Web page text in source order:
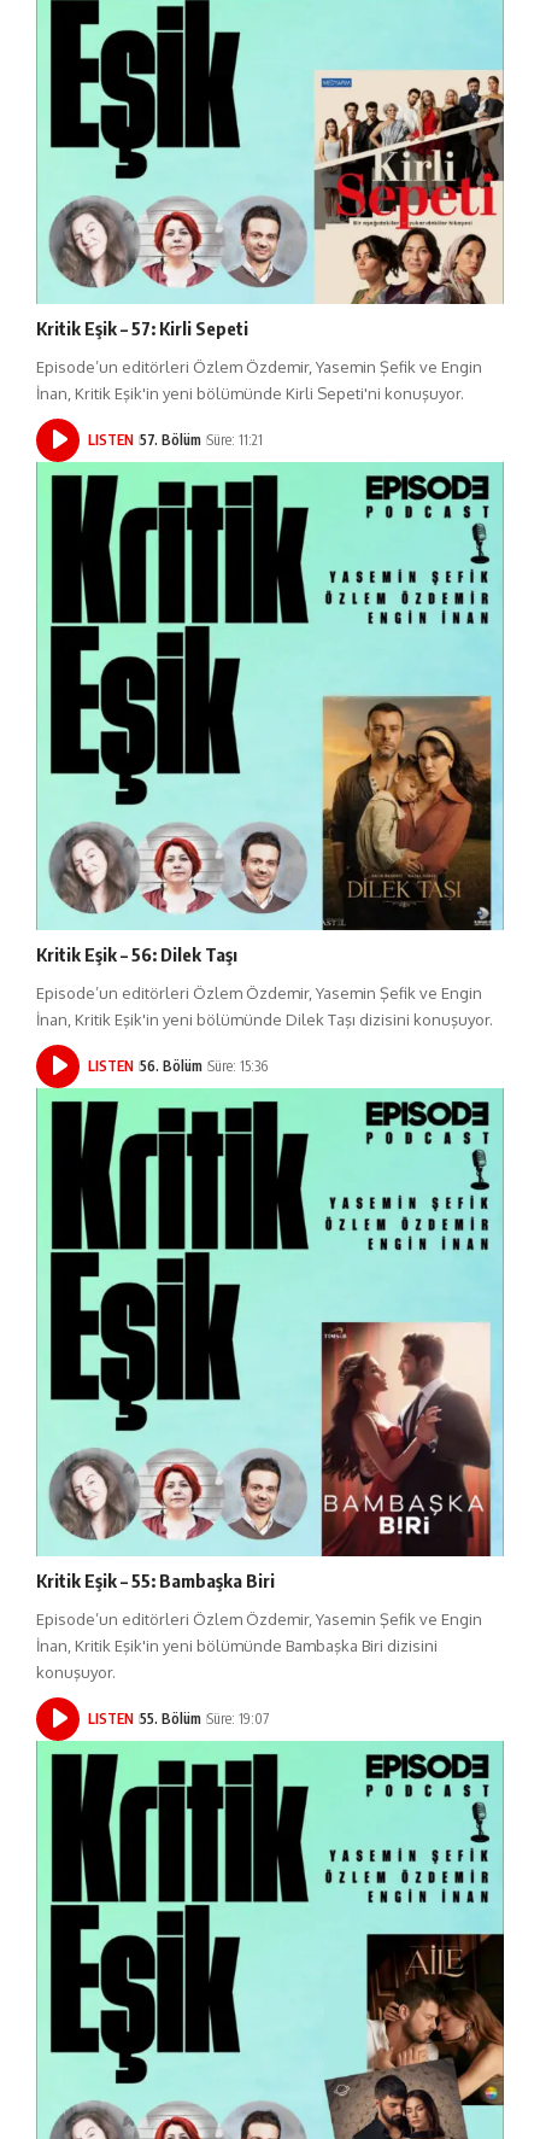
Kritik Eşik – 57: Kirli Sepeti
Episode’un editörleri Özlem Özdemir, Yasemin Şefik ve Engin
İnan, Kritik Eşik'in yeni bölümünde Kirli Sepeti'ni konuşuyor.
LISTEN 57. Bölüm Süre: 11:21
Kritik Eşik – 56: Dilek Taşı
Episode’un editörleri Özlem Özdemir, Yasemin Şefik ve Engin
İnan, Kritik Eşik'in yeni bölümünde Dilek Taşı dizisini konuşuyor.
LISTEN 56. Bölüm Süre: 15:36
Kritik Eşik – 55: Bambaşka Biri
Episode’un editörleri Özlem Özdemir, Yasemin Şefik ve Engin
İnan, Kritik Eşik'in yeni bölümünde Bambaşka Biri dizisini
konuşuyor.
LISTEN 55. Bölüm Süre: 19:07